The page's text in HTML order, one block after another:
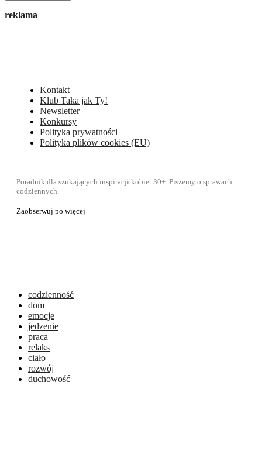
reklama
Kontakt
Klub Taka jak Ty!
Newsletter
Konkursy
Polityka prywatności
Polityka plików cookies (EU)
Poradnik dla szukających inspiracji kobiet 30+. Piszemy o sprawach
codziennych.
Zaobserwuj po więcej
codzienność
dom
emocje
jedzenie
praca
relaks
ciało
rozwój
duchowość